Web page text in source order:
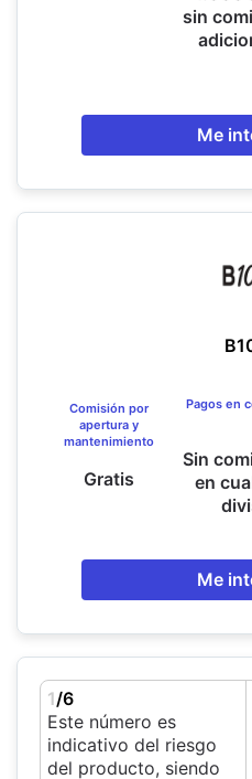
sin
Me
Comisión por
apertura y
mantenimiento
Gratis
Pagos en
Sin
en
Me
1/6
Este número es
indicativo del riesgo
del producto, siendo